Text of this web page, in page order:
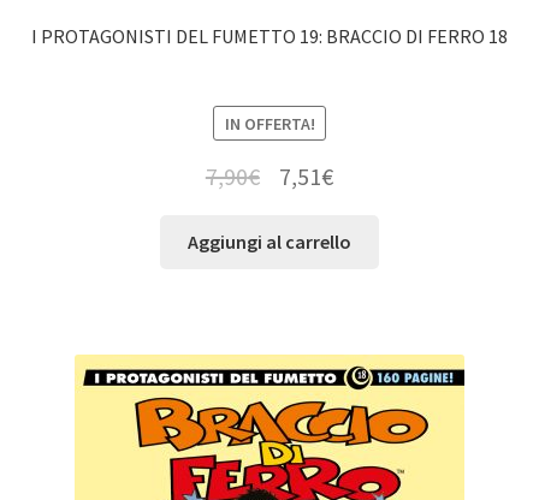
I PROTAGONISTI DEL FUMETTO 19: BRACCIO DI FERRO 18
IN OFFERTA!
7,90€ 7,51€
Aggiungi al carrello